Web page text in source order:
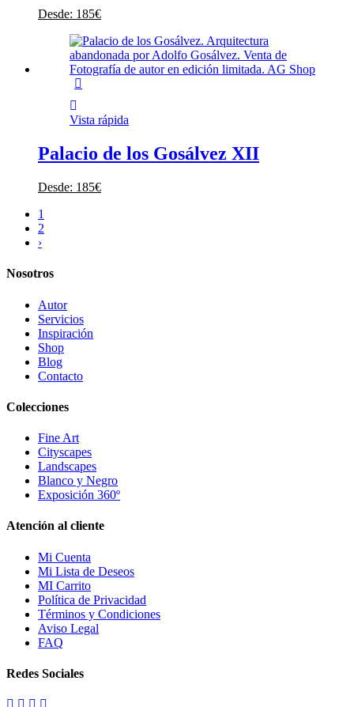
Desde: 185€
Vista rápida
Palacio de los Gosálvez XII
Desde: 185€
1
2
›
Nosotros
Autor
Servicios
Inspiración
Shop
Blog
Contacto
Colecciones
Fine Art
Cityscapes
Landscapes
Blanco y Negro
Exposición 360º
Atención al cliente
Mi Cuenta
Mi Lista de Deseos
MI Carrito
Política de Privacidad
Términos y Condiciones
Aviso Legal
FAQ
Redes Sociales